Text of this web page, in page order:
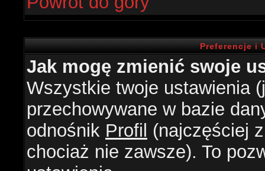
Preferencje i
Jak mogę zmienić swoje
Wszystkie twoje ustawienia
przechowywane w bazie
odnośnik Profil (najczęściej
chociaż nie zawsze). To